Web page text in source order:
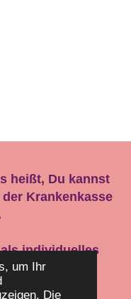
um Ihr
Die
heißt, Du kannst
Krankenkasse
individuelles